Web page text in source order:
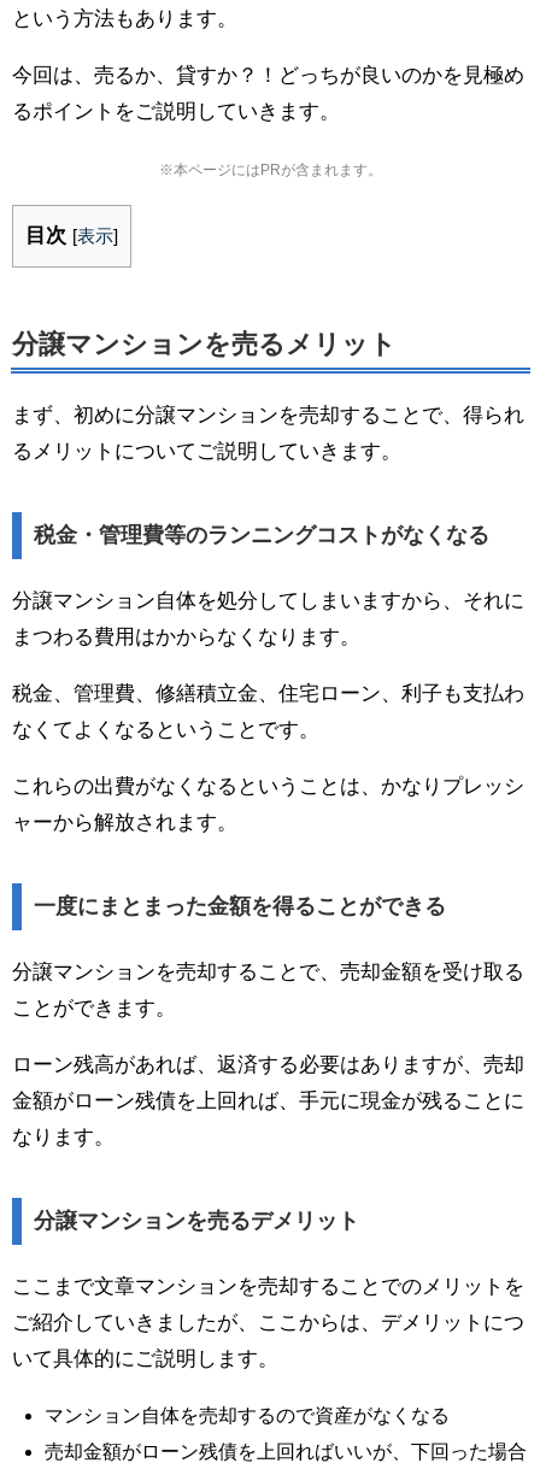
という方法もあります。
今回は、売るか、貸すか？！どっちが良いのかを見極め
るポイントをご説明していきます。
※本ページにはPRが含まれます。
目次 [表示]
分譲マンションを売るメリット
まず、初めに分譲マンションを売却することで、得られ
るメリットについてご説明していきます。
税金・管理費等のランニングコストがなくなる
分譲マンション自体を処分してしまいますから、それに
まつわる費用はかからなくなります。
税金、管理費、修繕積立金、住宅ローン、利子も支払わ
なくてよくなるということです。
これらの出費がなくなるということは、かなりプレッシ
ャーから解放されます。
一度にまとまった金額を得ることができる
分譲マンションを売却することで、売却金額を受け取る
ことができます。
ローン残高があれば、返済する必要はありますが、売却
金額がローン残債を上回れば、手元に現金が残ることに
なります。
分譲マンションを売るデメリット
ここまで文章マンションを売却することでのメリットを
ご紹介していきましたが、ここからは、デメリットにつ
いて具体的にご説明します。
マンション自体を売却するので資産がなくなる
売却金額がローン残債を上回ればいいが、下回った場合